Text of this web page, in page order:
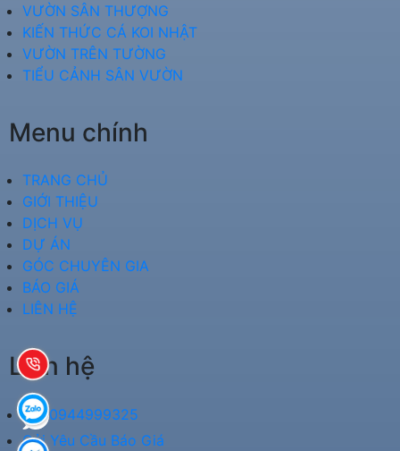
VƯỜN SÂN THƯỢNG
KIẾN THỨC CÁ KOI NHẬT
VƯỜN TRÊN TƯỜNG
TIỂU CẢNH SÂN VƯỜN
Menu chính
TRANG CHỦ
GIỚI THIỆU
DỊCH VỤ
DỰ ÁN
GÓC CHUYÊN GIA
BÁO GIÁ
LIÊN HỆ
Liên hệ
0944999325
Gửi Yêu Cầu Báo Giá